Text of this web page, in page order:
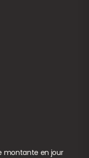
montante en jour